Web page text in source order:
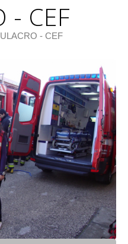
- CEF
- CEF